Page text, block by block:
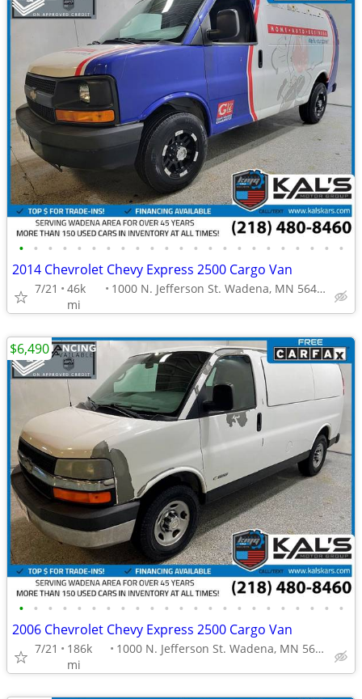
• • • • • • • • • • • • • • • • • • • • • • •
2014 Chevrolet Chevy Express 2500 Cargo Van
7/21
46k
mi
1000 N. Jefferson St. Wadena, MN 56482
• • • • • • • • • • • • • • • • • • • • • • •
2006 Chevrolet Chevy Express 2500 Cargo Van
7/21
186k
mi
1000 N. Jefferson St. Wadena, MN 56482
$6,490